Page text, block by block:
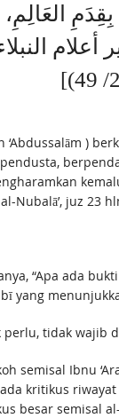
العَالِمِ،
‘Abdussalām )
pendusta,
Nubalā’, juz 23
“Apa ada
yang
perlu, tidak wajib
semisal Ibnu
kritikus
besar semisal